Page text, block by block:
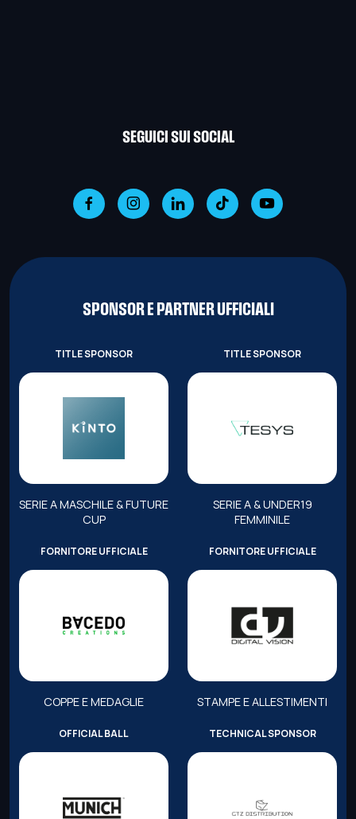
SEGUICI SUI SOCIAL
SPONSOR E PARTNER UFFICIALI
TITLE SPONSOR
SERIE A MASCHILE & FUTURE
CUP
TITLE SPONSOR
SERIE A & UNDER19
FEMMINILE
FORNITORE UFFICIALE
COPPE E MEDAGLIE
FORNITORE UFFICIALE
STAMPE E ALLESTIMENTI
OFFICIAL BALL TECHNICAL SPONSOR